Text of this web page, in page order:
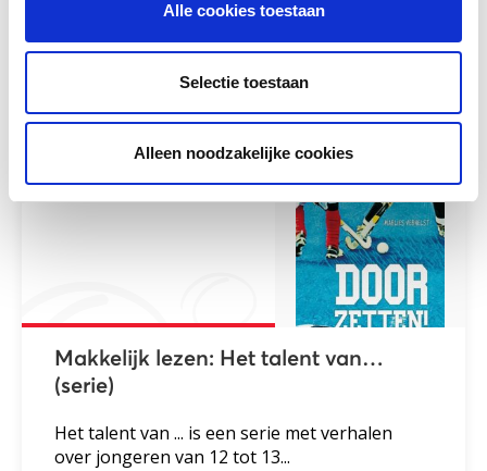
Alle cookies toestaan
Selectie toestaan
Alleen noodzakelijke cookies
Andere bezoekers bekeken ook
Gerelateerd lesmateriaal
Makkelijk lezen: Het talent van…
(serie)
Het talent van ... is een serie met verhalen
over jongeren van 12 tot 13...